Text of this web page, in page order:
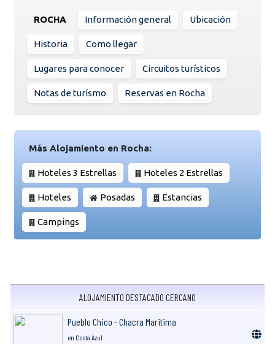
ROCHA Información general Ubicación
Historia Como llegar
Lugares para conocer Circuitos turísticos
Notas de turísmo Reservas en Rocha
Más Alojamiento en Rocha:
Hoteles 3 Estrellas Hoteles 2 Estrellas
Hoteles Posadas Estancias
Campings
ALOJAMIENTO DESTACADO CERCANO
Pueblo Chico - Chacra Maritima
en Costa Azul